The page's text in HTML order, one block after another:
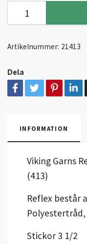
Artikelnummer: 21413
Dela
INFORMATION
Viking Garns
(413)
Reflex består
Stickor 3 1/2